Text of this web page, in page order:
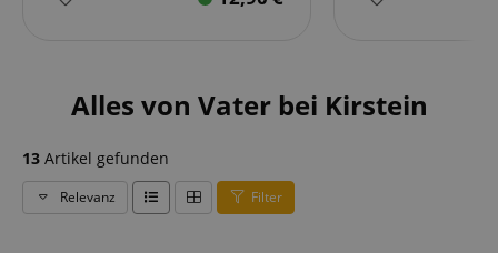
Alles von Vater bei Kirstein
13 Artikel gefunden
Relevanz Filter